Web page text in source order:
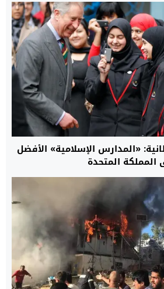
«المدارس الإسلامية» الأفضل
المملكة المتحدة